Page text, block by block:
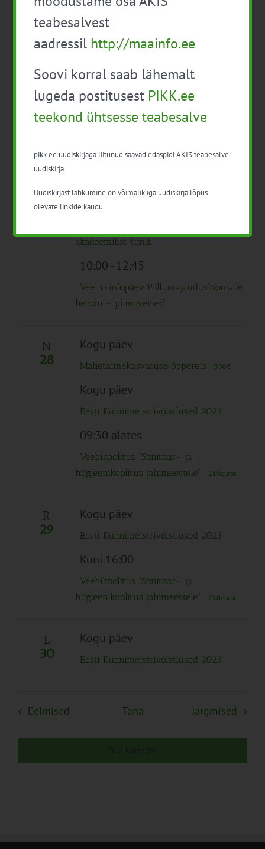
EPKK konverents “Aasta Põllumees
2023 – põllumajandussektor muutuvates
tingimustes” Tasuta
K
27
Kogu päev
Mahetaimekasvatuse õppereis
09:30-15:30
09:30
akadeemilist tundi
10:00- 12:45
Veebi-infopäev Põllumajandusloomade
heaolu – piimaveised
N
28
Kogu päev
Mahetaimekasvatuse õppereis 300€
Kogu päev
Eesti Künnimeistrivõistlused 2023
09:30 alates
Veebikoolitus “Sanitaar- ja
hügieenikoolitus jahimeestele”
210eurot
R
29
Kogu päev
Eesti Künnimeistrivõistlused 2023
Kuni 16:00
Veebikoolitus “Sanitaar- ja
hügieenikoolitus jahimeestele”
210eurot
L
30
Kogu päev
Eesti Künnimeistrivõistlused 2023
Eelmised SündmusedTäna Järgmised
teabesalvest
aadressil http://maainfo.ee
Soovi korral saab lähemalt
lugeda postitusest PIKK.ee
teekond ühtsesse teabesalve
pikk.ee uudiskirjaga liitunud saavad edaspidi AKIS teabesalve
uudiskirja.
Uudiskirjast lahkumine on võimalik iga uudiskirja lõpus
olevate linkide kaudu.